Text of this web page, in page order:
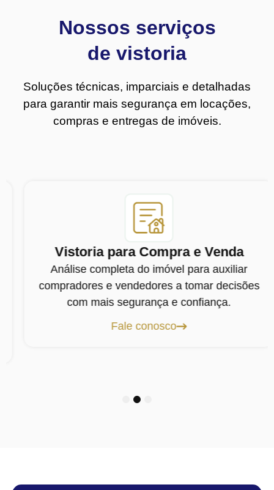
Nossos serviços
de vistoria
Soluções técnicas, imparciais e detalhadas
para garantir mais segurança em locações,
compras e entregas de imóveis.
Vistoria para Compra e Venda
Análise completa do imóvel para auxiliar
compradores e vendedores a tomar decisões
com mais segurança e confiança.
Fale conosco